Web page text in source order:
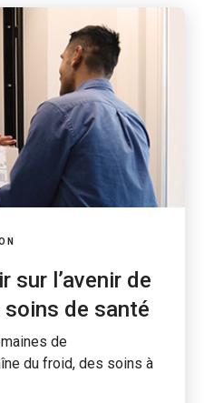
sur l’avenir de
soins de santé
de
du froid, des soins à